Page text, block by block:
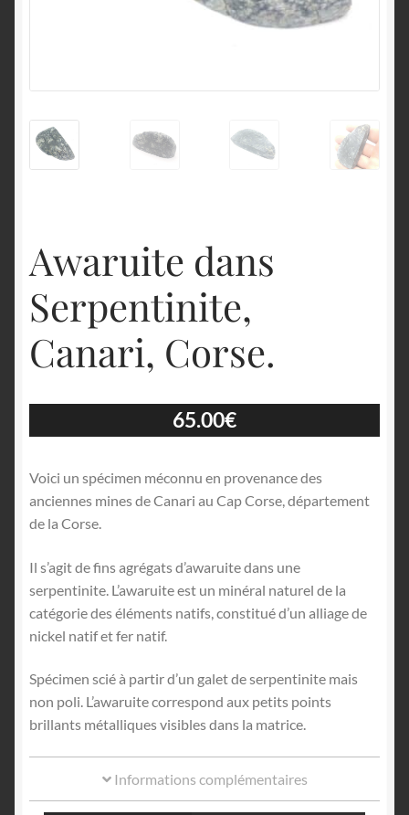
Awaruite dans
Serpentinite,
Canari, Corse.
65.00€
Voici un spécimen méconnu en provenance des
anciennes mines de Canari au Cap Corse, département
de la Corse.
Il s’agit de fins agrégats d’awaruite dans une
serpentinite. L’awaruite est un minéral naturel de la
catégorie des éléments natifs, constitué d’un alliage de
nickel natif et fer natif.
Spécimen scié à partir d’un galet de serpentinite mais
non poli. L’awaruite correspond aux petits points
brillants métalliques visibles dans la matrice.
Informations complémentaires